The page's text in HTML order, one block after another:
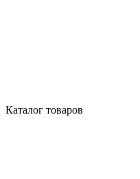
Каталог товаров